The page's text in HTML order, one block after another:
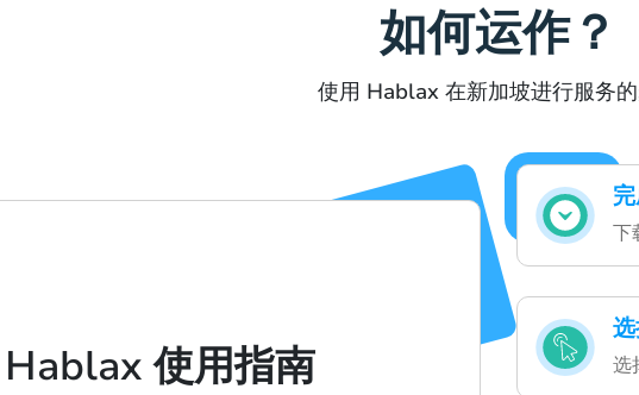
如何运作？
使用 Hablax 在新加坡进行服务
下
选
Hablax 使用指南